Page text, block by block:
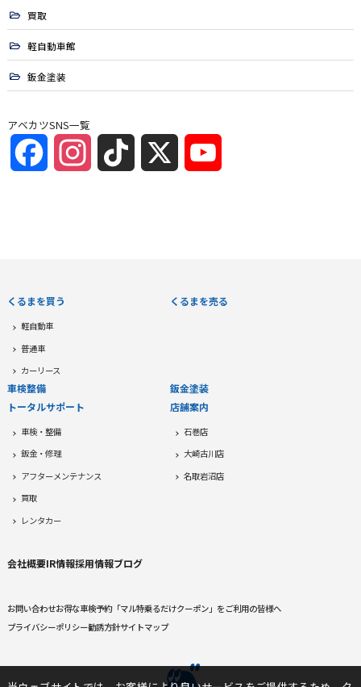
買取
軽自動車館
鈑金塗装
アベカツSNS一覧
FacebookInstagramTikTok
くるまを買う
軽自動車
普通車
カーリース
くるまを売る
車検整備
鈑金塗装
トータルサポート
車検・整備
鈑金・修理
アフターメンテナンス
買取
レンタカー
店舗案内
石巻店
大崎古川店
名取岩沼店
会社概要IR情報採用情報ブログ
お問い合わせお得な車検予約「マル特乗るだけクーポン」をご利用の皆様へ
プライバシーポリシー勧誘方針サイトマップ